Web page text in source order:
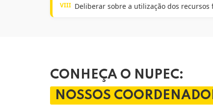
VIII Deliberar sobre a utilização dos
CONHEÇA O NUPEC:
NOSSOS